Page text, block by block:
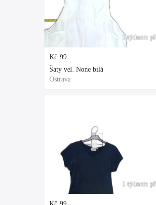
1 týdnem
Kč 99
Šaty vel. None bílá
Ostrava
1 týdnem